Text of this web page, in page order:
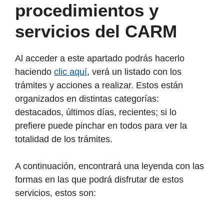
procedimientos y
servicios del CARM
Al acceder a este apartado podrás hacerlo
haciendo clic aquí, verá un listado con los
trámites y acciones a realizar. Estos están
organizados en distintas categorías:
destacados, últimos días, recientes; si lo
prefiere puede pinchar en todos para ver la
totalidad de los trámites.
A continuación, encontrará una leyenda con las
formas en las que podrá disfrutar de estos
servicios, estos son: